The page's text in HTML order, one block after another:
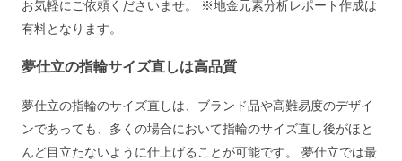
お気軽にご依頼くださいませ。 ※地金元素分析レポート作成は
有料となります。
夢仕立の指輪サイズ直しは高品質
夢仕立の指輪のサイズ直しは、ブランド品や高難易度のデザイ
ンであっても、多くの場合において指輪のサイズ直し後がほと
んど目立たないように仕上げることが可能です。 夢仕立では最